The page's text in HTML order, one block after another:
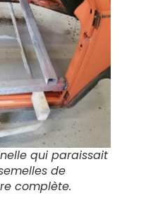
qui paraissait
de
complète.